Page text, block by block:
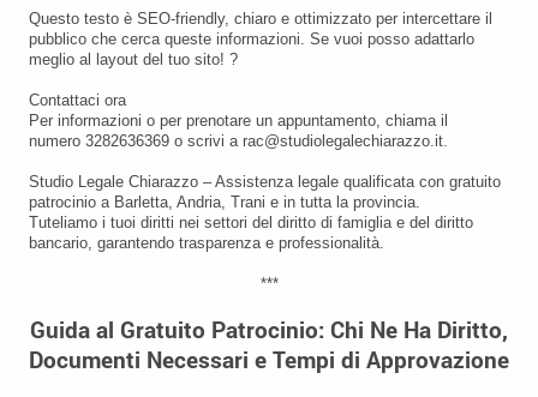
Questo testo è SEO-friendly, chiaro e ottimizzato per intercettare il
pubblico che cerca queste informazioni. Se vuoi posso adattarlo
meglio al layout del tuo sito! ?
Contattaci ora
Per informazioni o per prenotare un appuntamento, chiama il
numero 3282636369 o scrivi a rac@studiolegalechiarazzo.it.
Studio Legale Chiarazzo – Assistenza legale qualificata con gratuito
patrocinio a Barletta, Andria, Trani e in tutta la provincia.
Tuteliamo i tuoi diritti nei settori del diritto di famiglia e del diritto
bancario, garantendo trasparenza e professionalità.
***
Guida al Gratuito Patrocinio: Chi Ne Ha Diritto,
Documenti Necessari e Tempi di Approvazione